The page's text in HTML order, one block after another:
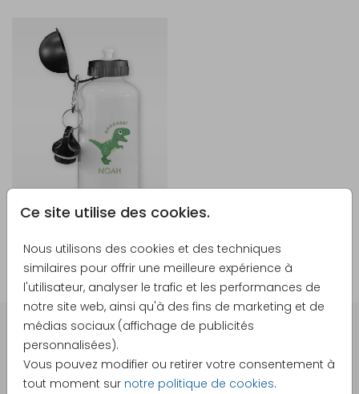
Ce site utilise des cookies.
Nous utilisons des cookies et des techniques
similaires pour offrir une meilleure expérience à
l'utilisateur, analyser le trafic et les performances de
notre site web, ainsi qu'à des fins de marketing et de
médias sociaux (affichage de publicités
personnalisées).
Vous pouvez modifier ou retirer votre consentement à
tout moment sur notre politique de cookies.
DES CARTES À PERSONNALISER POUR TOUTES VOS
GRANDES OCCASIONS